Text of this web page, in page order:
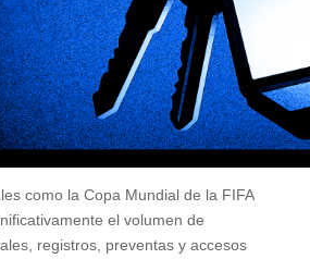
como la Copa Mundial de la FIFA
el volumen de
registros, preventas y accesos